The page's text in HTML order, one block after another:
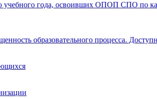
учебного года, освоивших ОПОП СПО по
образовательного процесса.